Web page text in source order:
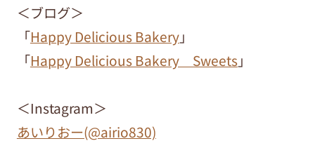
＜ブログ＞
「Happy Delicious Bakery」
「Happy Delicious Bakery Sweets」
＜Instagram＞
あいりおー(@airio830)